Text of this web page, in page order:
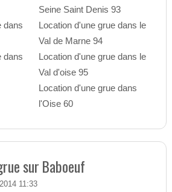
dans
dans
Seine Saint Denis 93
Location d'une grue dans le
Val de Marne 94
Location d'une grue dans le
Val d'oise 95
Location d'une grue dans
l'Oise 60
sur Baboeuf
11:33